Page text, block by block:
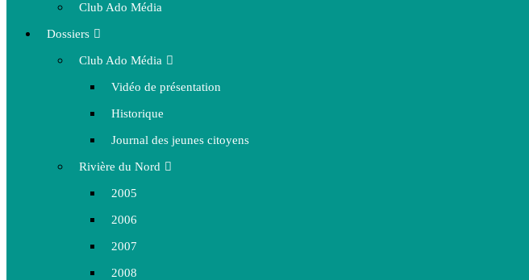
Club Ado Média
Dossiers
Club Ado Média
Vidéo de présentation
Historique
Journal des jeunes citoyens
Rivière du Nord
2005
2006
2007
2008